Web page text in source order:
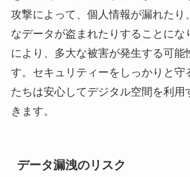
攻撃によって、個人情報が漏れたり
なデータが盗まれたりすることにな
により、多大な被害が発生する可能
す。セキュリティーをしっかりと守
たちは安心してデジタル空間を利用
きます。
データ漏洩のリスク